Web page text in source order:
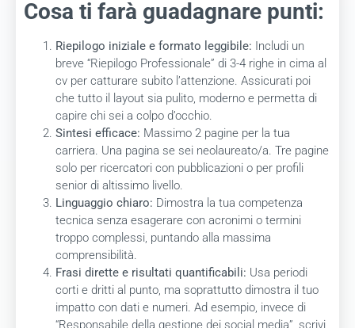
Cosa ti farà guadagnare punti:
Riepilogo iniziale e formato leggibile: Includi un
breve “Riepilogo Professionale” di 3-4 righe in cima al
cv per catturare subito l’attenzione. Assicurati poi
che tutto il layout sia pulito, moderno e permetta di
capire chi sei a colpo d’occhio.
Sintesi efficace: Massimo 2 pagine per la tua
carriera. Una pagina se sei neolaureato/a. Tre pagine
solo per ricercatori con pubblicazioni o per profili
senior di altissimo livello.
Linguaggio chiaro: Dimostra la tua competenza
tecnica senza esagerare con acronimi o termini
troppo complessi, puntando alla massima
comprensibilità.
Frasi dirette e risultati quantificabili: Usa periodi
corti e dritti al punto, ma soprattutto dimostra il tuo
impatto con dati e numeri. Ad esempio, invece di
“Responsabile della gestione dei social media”, scrivi